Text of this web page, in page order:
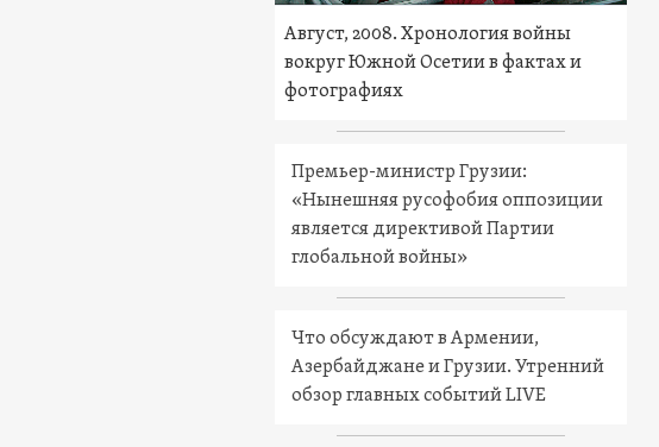
Август, 2008. Хронология войны
вокруг Южной Осетии в фактах и
фотографиях
Премьер-министр Грузии:
«Нынешняя русофобия оппозиции
является директивой Партии
глобальной войны»
Что обсуждают в Армении,
Азербайджане и Грузии. Утренний
обзор главных событий LIVE